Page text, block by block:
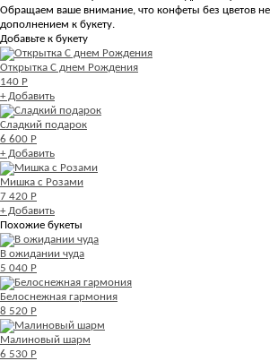
Обращаем ваше внимание, что конфеты без цветов не
дополнением к букету.
Добавьте к букету
Открытка С днем Рождения
140 Р
+ Добавить
Сладкий подарок
6 600 Р
+ Добавить
Мишка с Розами
7 420 Р
+ Добавить
Похожие букеты
В ожидании чуда
5 040 Р
Белоснежная гармония
8 520 Р
Малиновый шарм
6 530 Р